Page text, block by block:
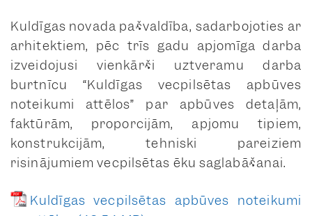
Kuldīgas novada pašvaldība, sadarbojoties ar
arhitektiem, pēc trīs gadu apjomīga darba
izveidojusi vienkārši uztveramu darba
burtnīcu “Kuldīgas vecpilsētas apbūves
noteikumi attēlos” par apbūves detaļām,
faktūrām, proporcijām, apjomu tipiem,
konstrukcijām, tehniski pareiziem
risinājumiem vecpilsētas ēku saglabāšanai.
Kuldīgas vecpilsētas apbūves noteikumi